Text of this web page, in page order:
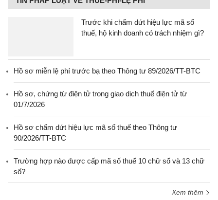
Trước khi chấm dứt hiệu lực mã số
thuế, hộ kinh doanh có trách nhiệm gì?
Hồ sơ miễn lệ phí trước bạ theo Thông tư 89/2026/TT-BTC
Hồ sơ, chứng từ điện tử trong giao dịch thuế điện tử từ
01/7/2026
Hồ sơ chấm dứt hiệu lực mã số thuế theo Thông tư
90/2026/TT-BTC
Trường hợp nào được cấp mã số thuế 10 chữ số và 13 chữ
số?
Xem thêm